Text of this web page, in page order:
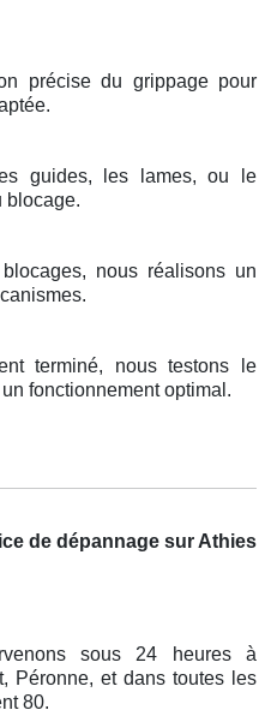
précise du grippage pour
guides, les lames, ou le
blocage.
nous réalisons un
terminé, nous testons le
fonctionnement optimal.
de dépannage sur Athies
sous 24 heures à
Péronne, et dans toutes les
80.